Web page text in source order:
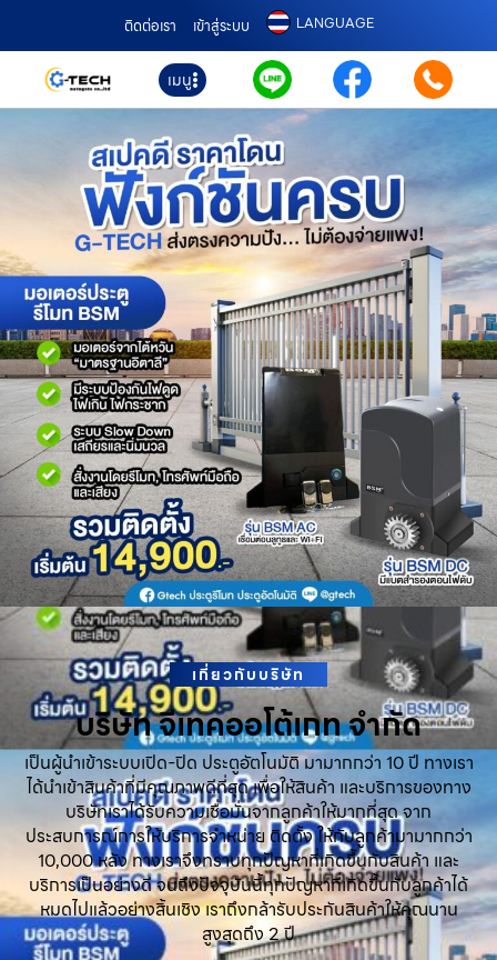
ติดต่อเรา เข้าสู่ระบบ LANGUAGE
เมนู
เกี่ยวกับบริษัท
บริษัท จีเทคออโต้เกท จำกัด
เป็นผู้นำเข้าระบบเปิด-ปิด ประตูอัตโนมัติ มามากกว่า 10 ปี ทางเรา
ได้นำเข้าสินค้าที่มีคุณภาพดีที่สุด เพื่อให้สินค้า และบริการของทาง
บริษัทเราได้รับความเชื่อมั่นจากลูกค้าให้มากที่สุด จาก
ประสบการณ์การให้บริการจำหน่าย ติดตั้ง ให้กับลูกค้ามามากกว่า
10,000 หลัง ทางเราจึงทราบทุกปัญหาที่เกิดขึ้นกับสินค้า และ
บริการเป็นอย่างดี จนถึงปัจจุบันนี้ทุกปัญหาที่เกิดขึ้นกับลูกค้าได้
หมดไปแล้วอย่างสิ้นเชิง เราถึงกล้ารับประกันสินค้าให้คุณนาน
สูงสุดถึง 2 ปี